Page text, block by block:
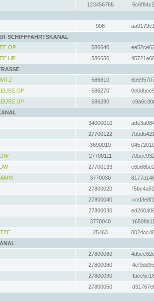
123456785
906
SCHIFFFAHRTSKANAL
OP
586640
UP
586650
586810
OP
586270
UP
586280
34000010
27700122
3690010
27700111
27700133
3770030
27800020
27800040
27800030
3770040
25463
27800060
27800080
27800090
27800050